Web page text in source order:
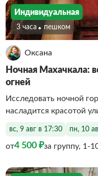
Индивидуальная
3 часа Пешком
Оксана
Ночная Махачкала:
огней
Исследовать ночной
насладится красотой
вс, 9 авг в 17:30 пн, 10
от4 500 ₽за группу, 1-